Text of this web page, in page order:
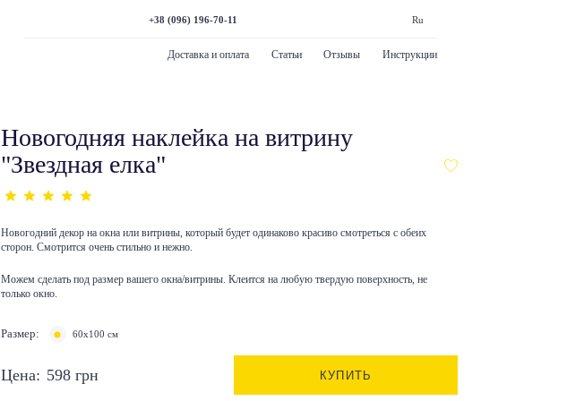
+38 (096) 196-70-11 Ru
Доставка и оплата Статьи Отзывы Инструкции
Новогодняя наклейка на витрину
"Звездная елка"
Новогодний декор на окна или витрины, который будет одинаково красиво смотреться с обеих
сторон. Смотрится очень стильно и нежно.
Можем сделать под размер вашего окна/витрины. Клеится на любую твердую поверхность, не
только окно.
Размер: 60х100 см
Цена: 598 грн КУПИТЬ